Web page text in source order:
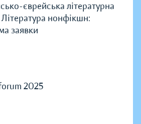
єврейська літературна
нонфікшн:
заявки
2025